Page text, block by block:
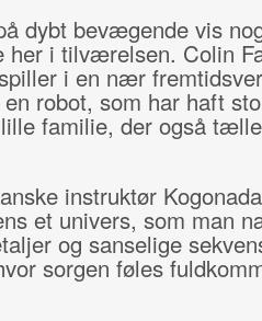
dybt bevægende vis
her i tilværelsen. Colin
i en nær
robot, som har haft
familie, der også
instruktør
et univers, som man
og sanselige
sorgen føles